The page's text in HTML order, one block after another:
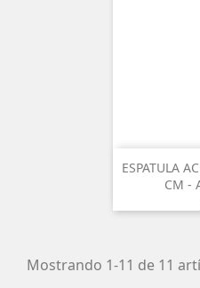
ESPATULA
CM -
Mostrando 1-11 de 11